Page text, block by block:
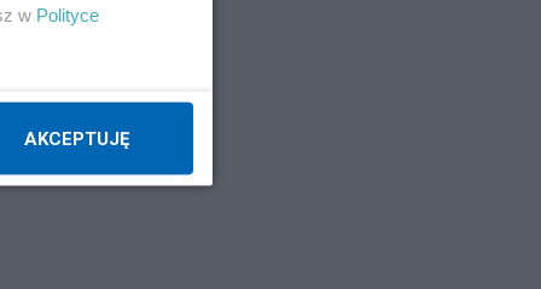
w Polityce
AKCEPTUJĘ